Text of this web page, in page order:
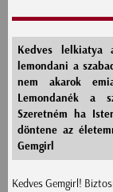
Kedves lelkiatya
lemondani a
nem akarok
Lemondanék a
Szeretném ha
döntene az
Gemgirl
Kedves Gemgirl!